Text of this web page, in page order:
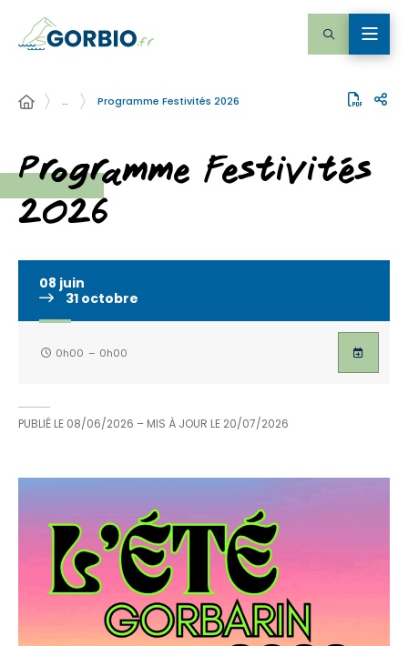
… Programme Festivités 2026
Programme Festivités
2026
08 juin
31 octobre
0h00 – 0h00
PUBLIÉ LE 08/06/2026 – MIS À JOUR LE 20/07/2026